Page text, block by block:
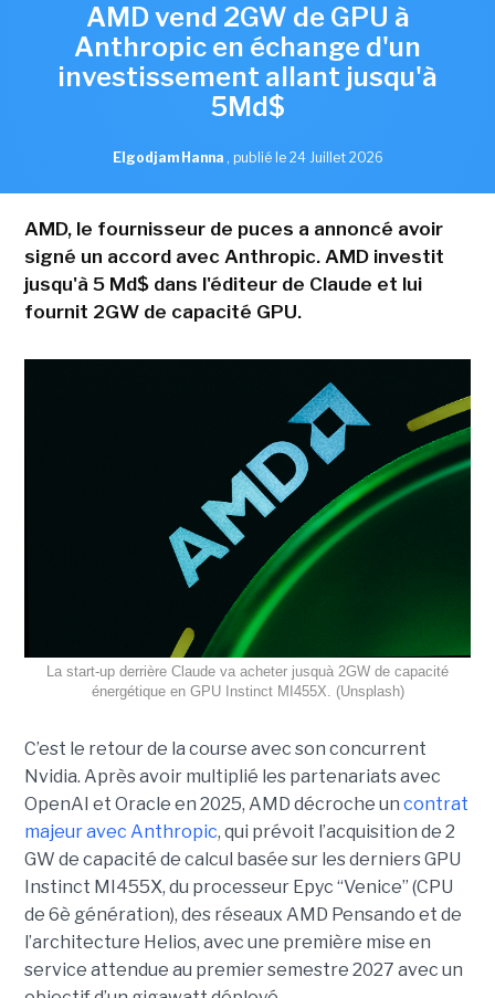
AMD vend 2GW de GPU à
Anthropic en échange d'un
investissement allant jusqu'à
5Md$
Elgodjam Hanna , publié le 24 Juillet 2026
AMD, le fournisseur de puces a annoncé avoir
signé un accord avec Anthropic. AMD investit
jusqu'à 5 Md$ dans l'éditeur de Claude et lui
fournit 2GW de capacité GPU.
La start-up derrière Claude va acheter jusquà 2GW de capacité
énergétique en GPU Instinct MI455X. (Unsplash)
C’est le retour de la course avec son concurrent
Nvidia. Après avoir multiplié les partenariats avec
OpenAI et Oracle en 2025, AMD décroche un contrat
majeur avec Anthropic, qui prévoit l’acquisition de 2
GW de capacité de calcul basée sur les derniers GPU
Instinct MI455X, du processeur Epyc “Venice” (CPU
de 6è génération), des réseaux AMD Pensando et de
l’architecture Helios, avec une première mise en
service attendue au premier semestre 2027 avec un